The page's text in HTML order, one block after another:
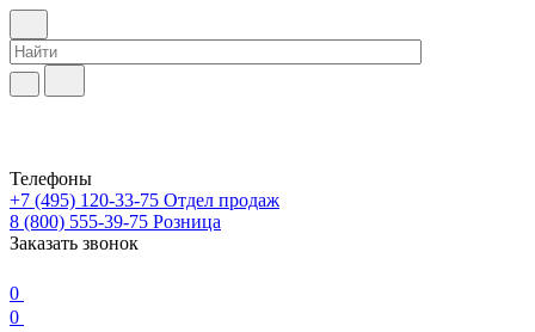
Телефоны
+7 (495) 120-33-75 Отдел продаж
8 (800) 555-39-75 Розница
Заказать звонок
0
0